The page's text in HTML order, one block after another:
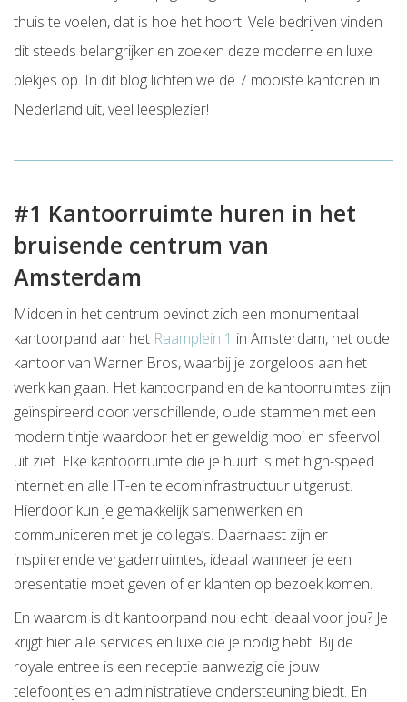
thuis te voelen, dat is hoe het hoort! Vele bedrijven vinden
dit steeds belangrijker en zoeken deze moderne en luxe
plekjes op. In dit blog lichten we de 7 mooiste kantoren in
Nederland uit, veel leesplezier!
#1 Kantoorruimte huren in het
bruisende centrum van
Amsterdam
Midden in het centrum bevindt zich een monumentaal
kantoorpand aan het Raamplein 1 in Amsterdam, het oude
kantoor van Warner Bros, waarbij je zorgeloos aan het
werk kan gaan. Het kantoorpand en de kantoorruimtes zijn
geïnspireerd door verschillende, oude stammen met een
modern tintje waardoor het er geweldig mooi en sfeervol
uit ziet. Elke kantoorruimte die je huurt is met high-speed
internet en alle IT-en telecominfrastructuur uitgerust.
Hierdoor kun je gemakkelijk samenwerken en
communiceren met je collega’s. Daarnaast zijn er
inspirerende vergaderruimtes, ideaal wanneer je een
presentatie moet geven of er klanten op bezoek komen.
En waarom is dit kantoorpand nou echt ideaal voor jou? Je
krijgt hier alle services en luxe die je nodig hebt! Bij de
royale entree is een receptie aanwezig die jouw
telefoontjes en administratieve ondersteuning biedt. En